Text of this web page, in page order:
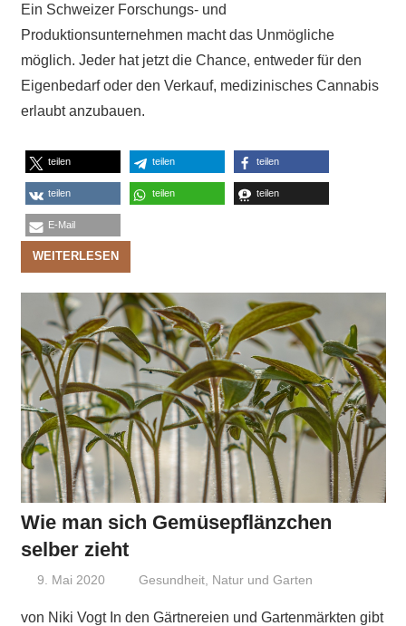
Ein Schweizer Forschungs- und
Produktionsunternehmen macht das Unmögliche
möglich. Jeder hat jetzt die Chance, entweder für den
Eigenbedarf oder den Verkauf, medizinisches Cannabis
erlaubt anzubauen.
teilen teilen teilen
teilen teilen teilen
E-Mail
WEITERLESEN
Wie man sich Gemüsepflänzchen
selber zieht
9. Mai 2020 Niki Vogt
Gesundheit Natur und Garten
von Niki Vogt In den Gärtnereien und Gartenmärkten gibt